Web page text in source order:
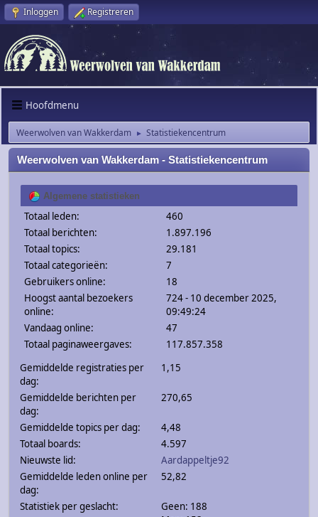
Inloggen Registreren
Hoofdmenu
Weerwolven van Wakkerdam ► Statistiekencentrum
Weerwolven van Wakkerdam - Statistiekencentrum
Algemene statistieken
Totaal leden:
460
Totaal berichten:
1.897.196
Totaal topics:
29.181
Totaal categorieën:
7
Gebruikers online:
18
Hoogst aantal bezoekers
online:
724 - 10 december 2025,
09:49:24
Vandaag online:
47
Totaal paginaweergaves:
117.857.358
Gemiddelde registraties per
dag:
1,15
Gemiddelde berichten per
dag:
270,65
Gemiddelde topics per dag:
4,48
Totaal boards:
4.597
Nieuwste lid:
Aardappeltje92
Gemiddelde leden online per
dag:
52,82
Statistiek per geslacht:
Geen: 188